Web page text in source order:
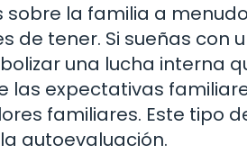
sobre la familia a
de tener. Si sueñas con
una lucha interna
las expectativas
familiares. Este tipo
autoevaluación.